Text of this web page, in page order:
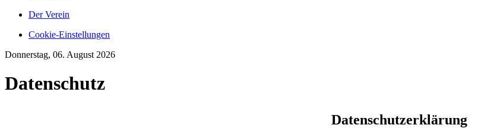
Der Verein
Cookie-Einstellungen
Donnerstag, 06. August 2026
Datenschutz
Datenschutzerklärung